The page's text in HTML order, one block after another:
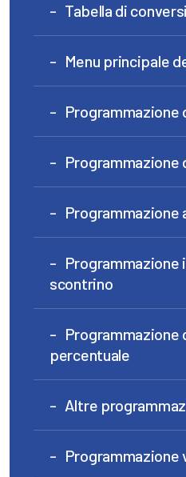
Tabella di
Menu principale
Programmazione
Programmazione
Programmazione
scontrino
Programmazione
percentuale
Altre
Programmazione